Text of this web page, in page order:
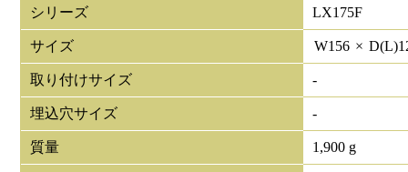
シリーズ LX175F
サイズ W156 × D(L)
取り付けサイズ -
埋込穴サイズ -
質量 1,900 g